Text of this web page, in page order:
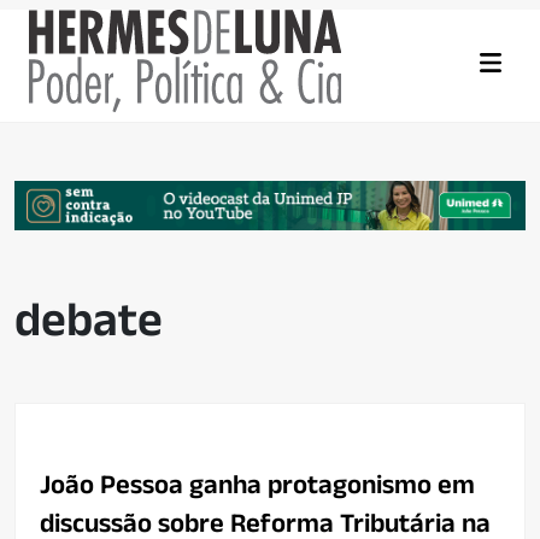
debate
João Pessoa ganha protagonismo em
discussão sobre Reforma Tributária na